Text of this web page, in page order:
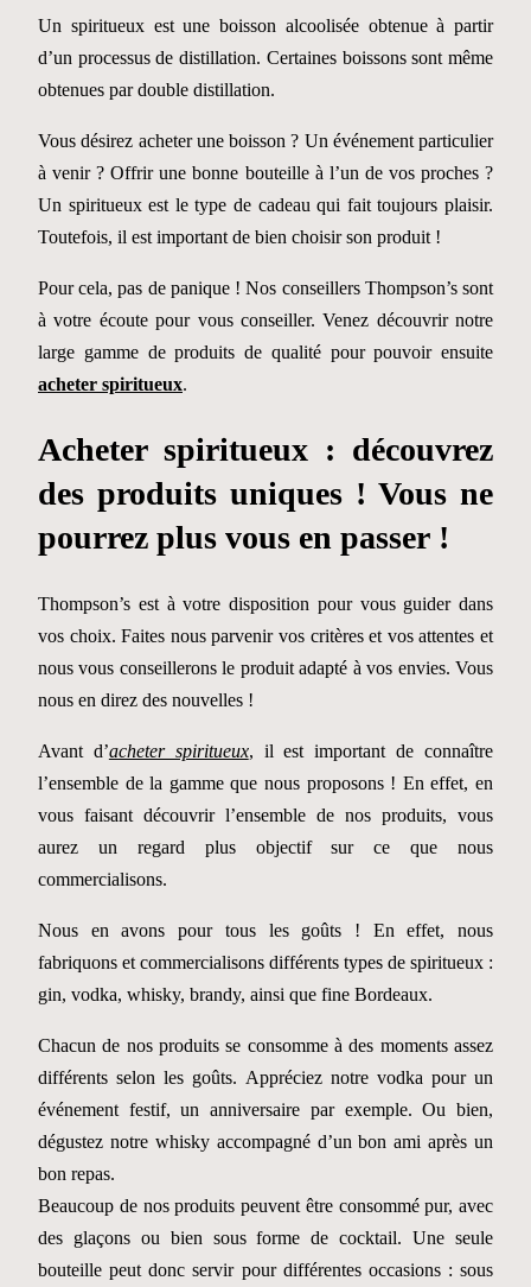
Un spiritueux est une boisson alcoolisée obtenue à partir
d’un processus de distillation. Certaines boissons sont même
obtenues par double distillation.
Vous désirez acheter une boisson ? Un événement particulier
à venir ? Offrir une bonne bouteille à l’un de vos proches ?
Un spiritueux est le type de cadeau qui fait toujours plaisir.
Toutefois, il est important de bien choisir son produit !
Pour cela, pas de panique ! Nos conseillers Thompson’s sont
à votre écoute pour vous conseiller. Venez découvrir notre
large gamme de produits de qualité pour pouvoir ensuite
acheter spiritueux.
Acheter spiritueux : découvrez
des produits uniques ! Vous ne
pourrez plus vous en passer !
Thompson’s est à votre disposition pour vous guider dans
vos choix. Faites nous parvenir vos critères et vos attentes et
nous vous conseillerons le produit adapté à vos envies. Vous
nous en direz des nouvelles !
Avant d’acheter spiritueux, il est important de connaître
l’ensemble de la gamme que nous proposons ! En effet, en
vous faisant découvrir l’ensemble de nos produits, vous
aurez un regard plus objectif sur ce que nous
commercialisons.
Nous en avons pour tous les goûts ! En effet, nous
fabriquons et commercialisons différents types de spiritueux :
gin, vodka, whisky, brandy, ainsi que fine Bordeaux.
Chacun de nos produits se consomme à des moments assez
différents selon les goûts. Appréciez notre vodka pour un
événement festif, un anniversaire par exemple. Ou bien,
dégustez notre whisky accompagné d’un bon ami après un
bon repas.
Beaucoup de nos produits peuvent être consommé pur, avec
des glaçons ou bien sous forme de cocktail. Une seule
bouteille peut donc servir pour différentes occasions : sous